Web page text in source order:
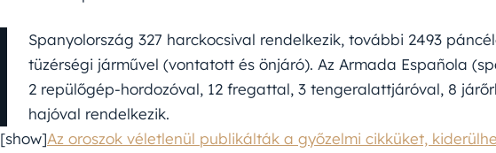
Spanyolország 327 harckocsival rendelkezik, további 2493
tüzérségi járművel (vontatott és önjáró). Az Armada Española
2 repülőgép-hordozóval, 12 fregattal, 3 tengeralattjáróval, 8
hajóval rendelkezik.
[show]Az oroszok véletlenül publikálták a győzelmi cikküket,